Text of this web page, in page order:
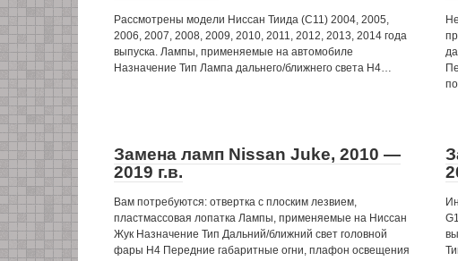
Рассмотрены модели Ниссан Тиида (C11) 2004, 2005,
2006, 2007, 2008, 2009, 2010, 2011, 2012, 2013, 2014 года
выпуска. Лампы, применяемые на автомобиле
Назначение Тип Лампа дальнего/ближнего света Н4…
Замена ламп Nissan Juke, 2010 —
2019 г.в.
Вам потребуются: отвертка с плоским лезвием,
пластмассовая лопатка Лампы, применяемые на Ниссан
Жук Назначение Тип Дальний/ближний свет головной
фары Н4 Передние габаритные огни, плафон освещения